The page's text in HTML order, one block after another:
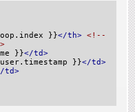
}}</th> <!--
}}</td>
}}</td>
td>